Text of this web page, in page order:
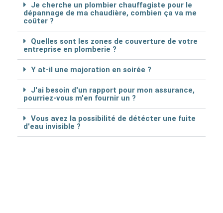
Je cherche un plombier chauffagiste pour le
dépannage de ma chaudière, combien ça va me
coûter ?
Quelles sont les zones de couverture de votre
entreprise en plomberie ?
Y at-il une majoration en soirée ?
J'ai besoin d'un rapport pour mon assurance,
pourriez-vous m'en fournir un ?
Vous avez la possibilité de détécter une fuite
d'eau invisible ?